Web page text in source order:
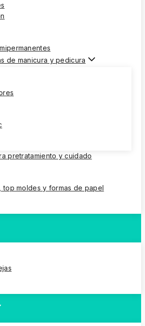
de manicura y pedicura
pretratamiento y cuidado
top moldes y formas de papel